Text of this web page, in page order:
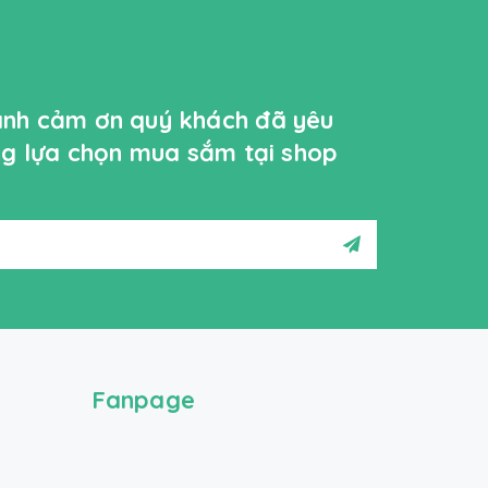
cảm ơn quý khách đã yêu
lựa chọn mua sắm tại shop
Fanpage